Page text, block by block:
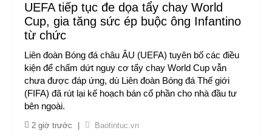
UEFA tiếp tục đe dọa tẩy chay World
Cup, gia tăng sức ép buộc ông Infantino
từ chức
Liên đoàn Bóng đá châu ÂU (UEFA) tuyên bố các điều
kiện để chấm dứt nguy cơ tẩy chay World Cup vẫn
chưa được đáp ứng, dù Liên đoàn Bóng đá Thế giới
(FIFA) đã rút lại kế hoạch bán cổ phần cho nhà đầu tư
bên ngoài.
2 giờ trước Baotintuc.vn